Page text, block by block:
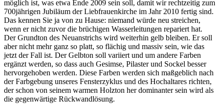
möglich ist, was etwa Ende 2009 sein soll, damit wir rechtzeitig zum
700jährigen Jubiläum der Liebfrauenkirche im Jahr 2010 fertig sind.
Das kennen Sie ja von zu Hause: niemand würde neu streichen,
wenn er nicht zuvor die brüchigen Wasserleitungen repariert hat.
Der Grundton des Neuanstrichs wird weiterhin gelb bleiben. Er soll
aber nicht mehr ganz so platt, so flächig und massiv sein, wie das
jetzt der Fall ist. Der Gelbton soll variiert und um andere Farben
ergänzt werden, so dass auch Gesimse, Pilaster und Sockel besser
hervorgehoben werden. Diese Farben werden sich maßgeblich nach
der Farbgebung unseres Fensterzyklus und des Hochaltares richten,
der schon von seinem warmen Holzton her dominanter sein wird als
die gegenwärtige Rückwandlösung.